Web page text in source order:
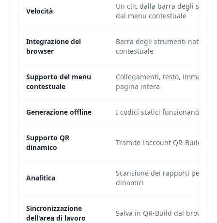
Velocità
Un clic dalla barra degli
dal menu contestuale
Integrazione del
browser
Barra degli strumenti nativa e
contestuale
Supporto del menu
contestuale
Collegamenti, testo, immagini
pagina intera
Generazione offline I codici statici funzionano
Supporto QR
dinamico
Tramite l'account QR-Build
Analitica
Scansione dei rapporti per i
dinamici
Sincronizzazione
dell'area di lavoro
Salva in QR-Build dal browser